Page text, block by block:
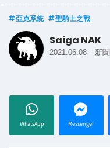
亞克系統 聖騎士之戰
Saiga NAK
2021.06.08 - 新聞
WhatsApp Messenger